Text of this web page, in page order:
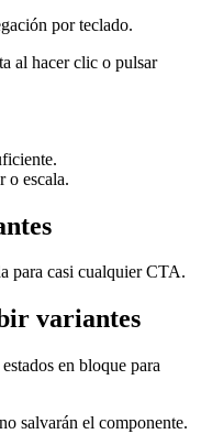
por teclado.
al hacer clic o pulsar
o escala.
para casi cualquier CTA.
variantes
en bloque para
salvarán el componente.